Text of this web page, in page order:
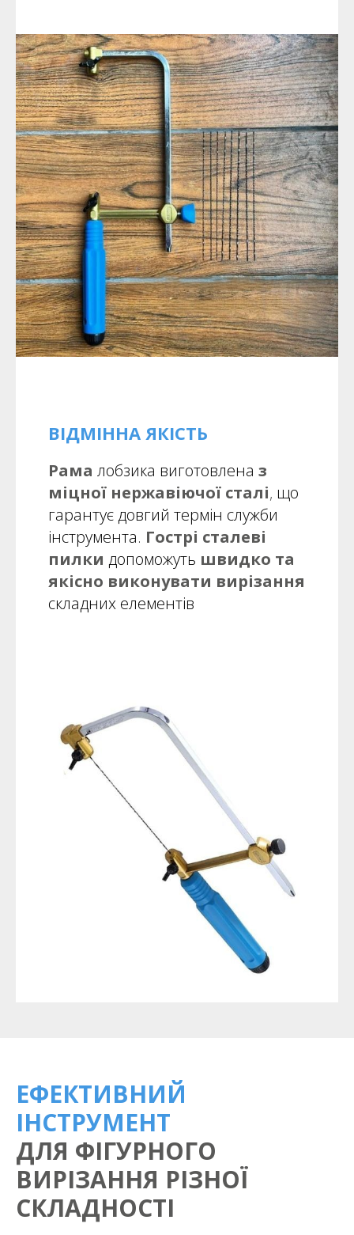
ВІДМІННА ЯКІСТЬ
Рама лобзика виготовлена з
міцної нержавіючої сталі, що
гарантує довгий термін служби
інструмента. Гострі сталеві
пилки допоможуть швидко та
якісно виконувати вирізання
складних елементів
ЕФЕКТИВНИЙ
ІНСТРУМЕНТ
ДЛЯ ФІГУРНОГО
ВИРІЗАННЯ РІЗНОЇ
СКЛАДНОСТІ